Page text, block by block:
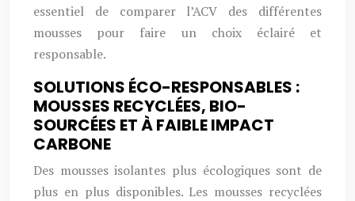
essentiel de comparer l’ACV des différentes
mousses pour faire un choix éclairé et
responsable.
SOLUTIONS ÉCO-RESPONSABLES :
MOUSSES RECYCLÉES, BIO-
SOURCÉES ET À FAIBLE IMPACT
CARBONE
Des mousses isolantes plus écologiques sont de
plus en plus disponibles. Les mousses recyclées